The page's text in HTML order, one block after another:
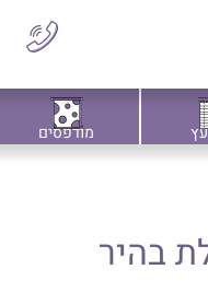
מודפסים
בהיר